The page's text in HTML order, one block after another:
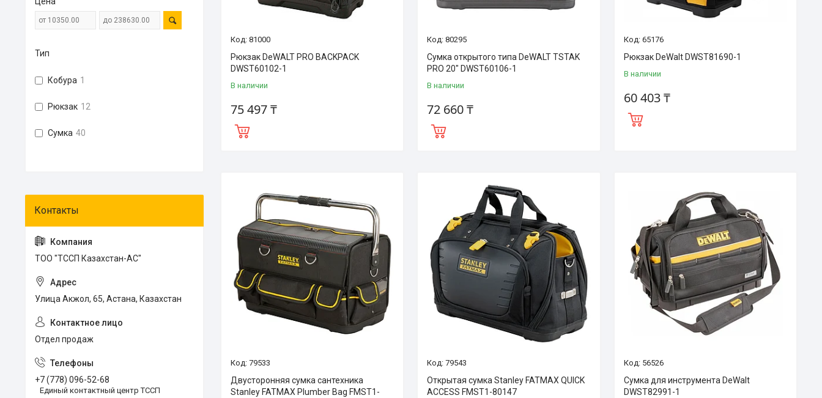
81000
Рюкзак DeWALT PRO BACKPACK
DWST60102-1
В наличии
75 497 ₸
80295
Сумка открытого типа DeWALT TSTAK
PRO 20" DWST60106-1
В наличии
72 660 ₸
65176
Рюкзак DeWalt DWST81690-1
В наличии
60 403 ₸
79533
Двусторонняя сумка сантехника
Stanley FATMAX Plumber Bag FMST1-
79543
Открытая сумка Stanley FATMAX QUICK
ACCESS FMST1-80147
56526
Сумка для инструмента DeWalt
DWST82991-1
Тип
Кобура 1
Рюкзак 12
Сумка 40
ТОО "ТССП Казахстан-АС"
Улица Акжол, 65, Астана, Казахстан
Отдел продаж
+7 (778) 096-52-68
Единый контактный центр ТССП